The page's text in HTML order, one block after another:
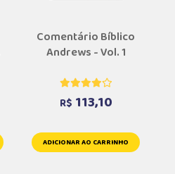
Comentário Bíblico
Andrews - Vol. 1
R$ 113,10
ADICIONAR AO CARRINHO